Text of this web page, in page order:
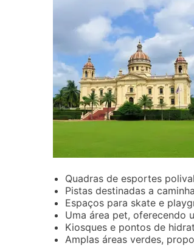
Quadras de esportes
Pistas destinadas a
Espaços para skate e
Uma área pet, oferecendo
Kiosques e pontos de
Amplas áreas verdes,